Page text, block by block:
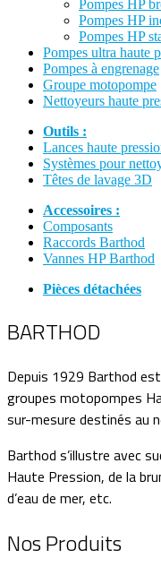
Pompes HP
Pompes HP
Pompes HP
Pompes ultra haute
Pompes à engrenage
Groupe motopompe
Nettoyeurs haute
Outils :
Lances haute
Systèmes pour
Têtes de lavage 3D
Accessoires :
Composants
Raccords Barthod
Vannes HP Barthod
Pièces détachées
BARTHOD
Depuis 1929 Barthod
groupes motopompes
sur-mesure destinés au
Barthod s’illustre avec
Haute Pression, de la
d’eau de mer, etc.
Nos Produits